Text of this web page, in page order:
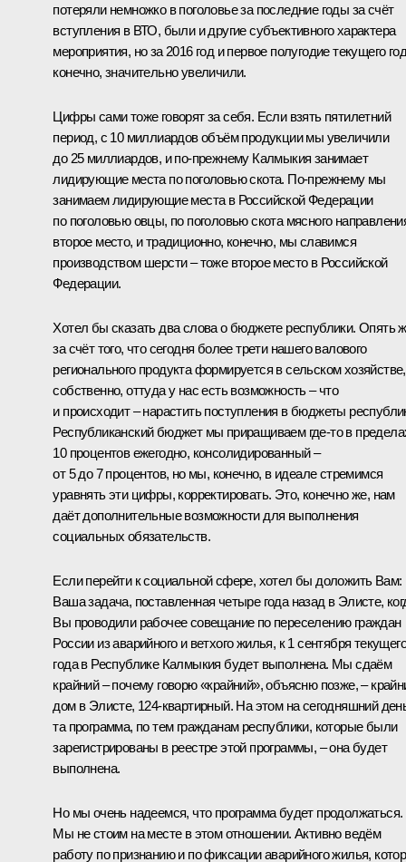
потеряли немножко в поголовье за последние годы за счёт
вступления в ВТО, были и другие субъективного характера
мероприятия, но за 2016 год и первое полугодие текущего
конечно, значительно увеличили.
Цифры сами тоже говорят за себя. Если взять пятилетний
период, с 10 миллиардов объём продукции мы увеличили
до 25 миллиардов, и по‑прежнему Калмыкия занимает
лидирующие места по поголовью скота. По‑прежнему мы
занимаем лидирующие места в Российской Федерации
по поголовью овцы, по поголовью скота мясного
второе место, и традиционно, конечно, мы славимся
производством шерсти – тоже второе место в Российской
Федерации.
Хотел бы сказать два слова о бюджете республики. Опять
за счёт того, что сегодня более трети нашего валового
регионального продукта формируется в сельском хозяйстве,
собственно, оттуда у нас есть возможность – что
и происходит – нарастить поступления в бюджеты
Республиканский бюджет мы приращиваем где‑то в
10 процентов ежегодно, консолидированный –
от 5 до 7 процентов, но мы, конечно, в идеале стремимся
уравнять эти цифры, корректировать. Это, конечно же, нам
даёт дополнительные возможности для выполнения
социальных обязательств.
Если перейти к социальной сфере, хотел бы доложить Вам:
Ваша задача, поставленная четыре года назад в Элисте,
Вы проводили рабочее совещание по переселению граждан
России из аварийного и ветхого жилья, к 1 сентября текущего
года в Республике Калмыкия будет выполнена. Мы сдаём
крайний – почему говорю «крайний», объясню позже, –
дом в Элисте, 124‑квартирный. На этом на сегодняшний
та программа, по тем гражданам республики, которые были
зарегистрированы в реестре этой программы, – она будет
выполнена.
Но мы очень надеемся, что программа будет продолжаться.
Мы не стоим на месте в этом отношении. Активно ведём
работу по признанию и по фиксации аварийного жилья,